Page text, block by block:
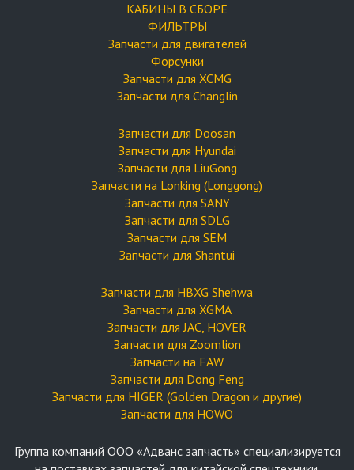
КАБИНЫ В СБОРЕ
ФИЛЬТРЫ
Запчасти для двигателей
Форсунки
Запчасти для XCMG
Запчасти для Changlin
Запчасти для Doosan
Запчасти для Hyundai
Запчасти для LiuGong
Запчасти на Lonking (Longgong)
Запчасти для SANY
Запчасти для SDLG
Запчасти для SEM
Запчасти для Shantui
Запчасти для HBXG Shehwa
Запчасти для XGMA
Запчасти для JAC, HOVER
Запчасти для Zoomlion
Запчасти на FAW
Запчасти для Dong Feng
Запчасти для HIGER (Golden Dragon и другие)
Запчасти для HOWO
Группа компаний OOO «Адванс запчасть» специализируется